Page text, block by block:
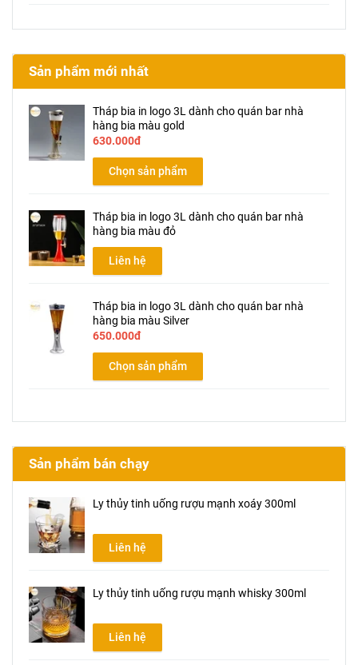
Sản phẩm mới nhất
Tháp bia in logo 3L dành cho quán bar nhà
hàng bia màu gold
630.000đ
Chọn sản phẩm
Tháp bia in logo 3L dành cho quán bar nhà
hàng bia màu đỏ
Liên hệ
Tháp bia in logo 3L dành cho quán bar nhà
hàng bia màu Silver
650.000đ
Chọn sản phẩm
Sản phẩm bán chạy
Ly thủy tinh uống rượu mạnh xoáy 300ml
Liên hệ
Ly thủy tinh uống rượu mạnh whisky 300ml
Liên hệ